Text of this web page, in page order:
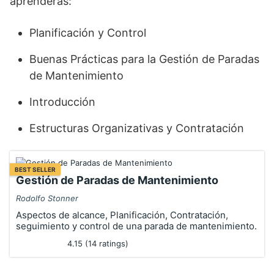
Planificación y Control
Buenas Prácticas para la Gestión de Paradas
de Mantenimiento
Introducción
Estructuras Organizativas y Contratación
BEST SELLER
Gestión de Paradas de Mantenimiento
Rodolfo Stonner
Aspectos de alcance, Planificación, Contratación,
seguimiento y control de una parada de mantenimiento.
4.15 (14 ratings)